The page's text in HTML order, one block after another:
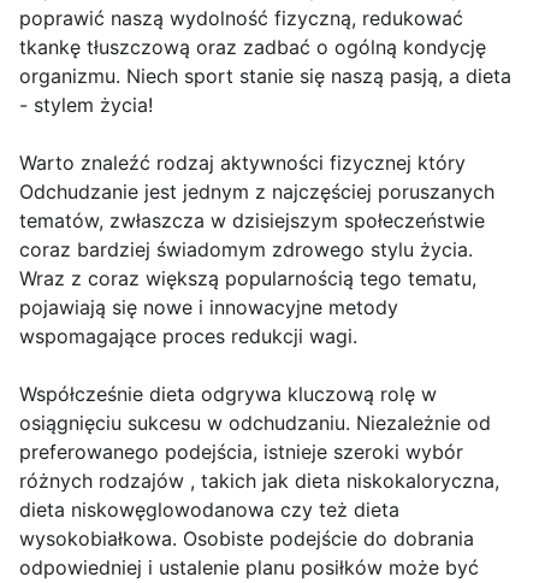
poprawić naszą wydolność fizyczną, redukować
tkankę tłuszczową oraz zadbać o ogólną kondycję
organizmu. Niech sport stanie się naszą pasją, a dieta
- stylem życia!
Warto znaleźć rodzaj aktywności fizycznej który
Odchudzanie jest jednym z najczęściej poruszanych
tematów, zwłaszcza w dzisiejszym społeczeństwie
coraz bardziej świadomym zdrowego stylu życia.
Wraz z coraz większą popularnością tego tematu,
pojawiają się nowe i innowacyjne metody
wspomagające proces redukcji wagi.
Współcześnie dieta odgrywa kluczową rolę w
osiągnięciu sukcesu w odchudzaniu. Niezależnie od
preferowanego podejścia, istnieje szeroki wybór
różnych rodzajów , takich jak dieta niskokaloryczna,
dieta niskowęglowodanowa czy też dieta
wysokobiałkowa. Osobiste podejście do dobrania
odpowiedniej i ustalenie planu posiłków może być